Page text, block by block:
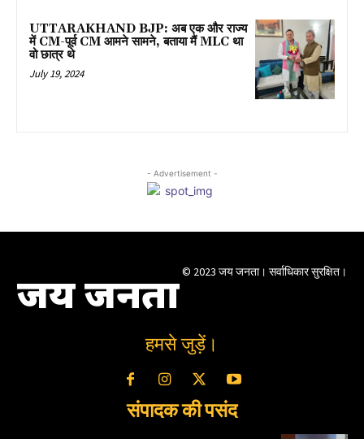
UTTARAKHAND BJP: अब एक और राज्य
में CM-पूर्व CM आमने सामने, बताया मैं MLC था
वो छात्र थे
July 19, 2024
- Advertisement -
जय जनता © 2023 जय जनता। सर्वाधिकार सुरक्षित।
हमसे जुड़ें।
संपादक की पसंद